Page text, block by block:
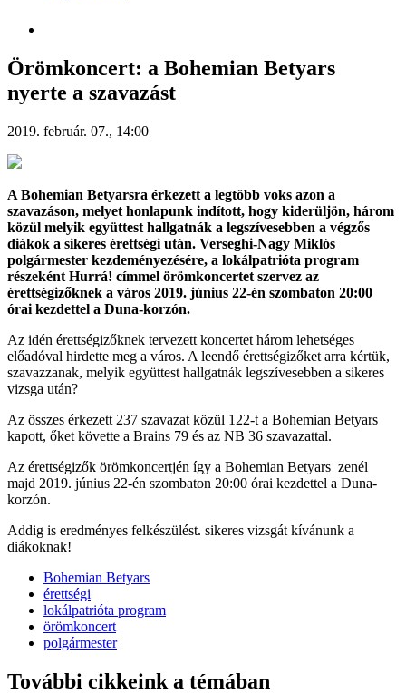
Örömkoncert: a Bohemian Betyars
nyerte a szavazást
2019. február. 07., 14:00
A Bohemian Betyarsra érkezett a legtöbb voks azon a
szavazáson, melyet honlapunk indított, hogy kiderüljön, három
közül melyik együttest hallgatnák a legszívesebben a végzős
diákok a sikeres érettségi után. Verseghi-Nagy Miklós
polgármester kezdeményezésére, a lokálpatrióta program
részeként Hurrá! címmel örömkoncertet szervez az
érettségizőknek a város 2019. június 22-én szombaton 20:00
órai kezdettel a Duna-korzón.
Az idén érettségizőknek tervezett koncertet három lehetséges
előadóval hirdette meg a város. A leendő érettségizőket arra kértük,
szavazzanak, melyik együttest hallgatnák legszívesebben a sikeres
vizsga után?
Az összes érkezett 237 szavazat közül 122-t a Bohemian Betyars
kapott, őket követte a Brains 79 és az NB 36 szavazattal.
Az érettségizők örömkoncertjén így a Bohemian Betyars zenél
majd 2019. június 22-én szombaton 20:00 órai kezdettel a Duna-
korzón.
Addig is eredményes felkészülést. sikeres vizsgát kívánunk a
diákoknak!
Bohemian Betyars
érettségi
lokálpatrióta program
örömkoncert
polgármester
További cikkeink a témában